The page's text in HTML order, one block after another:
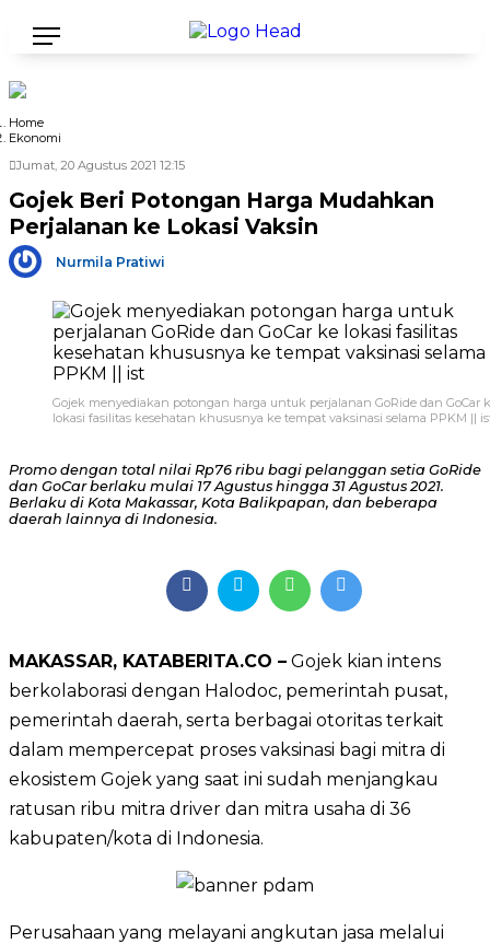
Home
Ekonomi
Jumat, 20 Agustus 2021 12:15
Gojek Beri Potongan Harga Mudahkan
Perjalanan ke Lokasi Vaksin
Nurmila Pratiwi
Gojek menyediakan potongan harga untuk perjalanan GoRide dan GoCar
lokasi fasilitas kesehatan khususnya ke tempat vaksinasi selama PPKM ||
Promo dengan total nilai Rp76 ribu bagi pelanggan setia GoRide
dan GoCar berlaku mulai 17 Agustus hingga 31 Agustus 2021.
Berlaku di Kota Makassar, Kota Balikpapan, dan beberapa
daerah lainnya di Indonesia.
MAKASSAR, KATABERITA.CO – Gojek kian intens
berkolaborasi dengan Halodoc, pemerintah pusat,
pemerintah daerah, serta berbagai otoritas terkait
dalam mempercepat proses vaksinasi bagi mitra di
ekosistem Gojek yang saat ini sudah menjangkau
ratusan ribu mitra driver dan mitra usaha di 36
kabupaten/kota di Indonesia.
Perusahaan yang melayani angkutan jasa melalui